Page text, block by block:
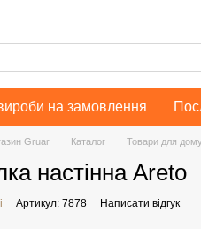
на замовлення
Gruar Каталог Товари для дому
настінна Areto
Артикул: 7878 Написати відгук